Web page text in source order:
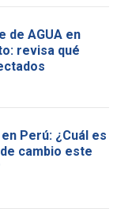
de AGUA en
revisa qué
Perú: ¿Cuál es
cambio este